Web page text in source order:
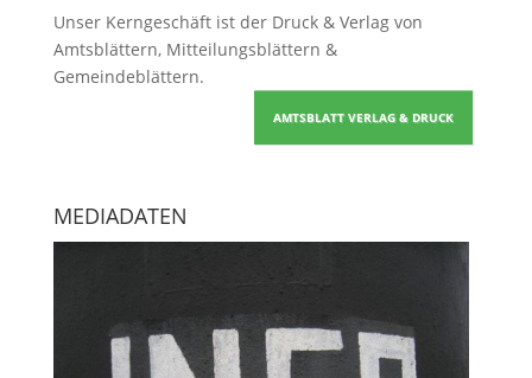
Unser Kerngeschäft ist der Druck & Verlag von
Amtsblättern, Mitteilungsblättern &
Gemeindeblättern.
AMTSBLATT VERLAG & DRUCK
MEDIADATEN